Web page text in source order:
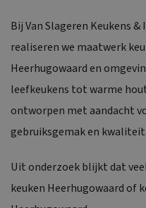
Bij Van Slageren Keukens
realiseren we maatwerk
Heerhugowaard en
leefkeukens tot warme
ontworpen met aandacht
gebruiksgemak en kwaliteit.
Uit onderzoek blijkt dat
keuken Heerhugowaard of